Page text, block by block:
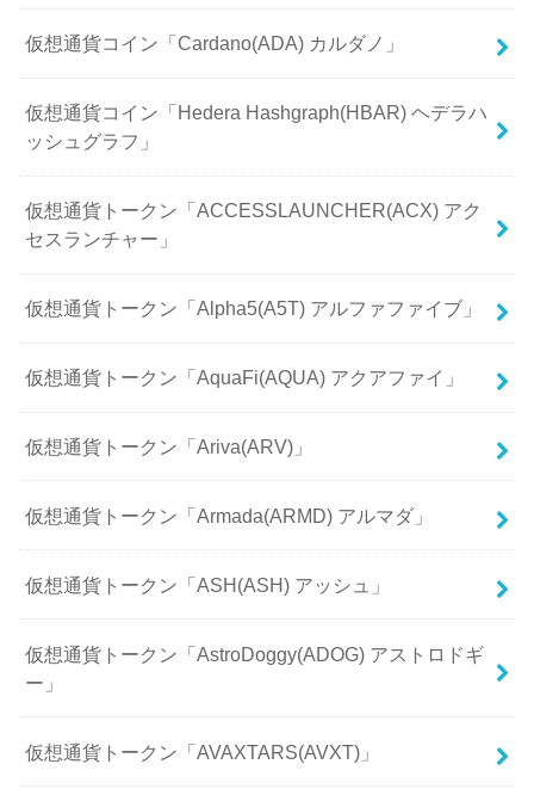
仮想通貨コイン「Cardano(ADA) カルダノ」
仮想通貨コイン「Hedera Hashgraph(HBAR) ヘデラハ
ッシュグラフ」
仮想通貨トークン「ACCESSLAUNCHER(ACX) アク
セスランチャー」
仮想通貨トークン「Alpha5(A5T) アルファファイブ」
仮想通貨トークン「AquaFi(AQUA) アクアファイ」
仮想通貨トークン「Ariva(ARV)」
仮想通貨トークン「Armada(ARMD) アルマダ」
仮想通貨トークン「ASH(ASH) アッシュ」
仮想通貨トークン「AstroDoggy(ADOG) アストロドギ
ー」
仮想通貨トークン「AVAXTARS(AVXT)」